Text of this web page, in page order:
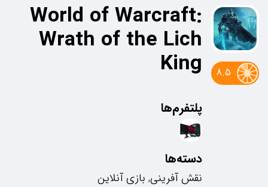
8.5
World of Warcraft:
Wrath of the Lich
King
پلتفرم‌ها
دسته‌ها
نقش آفرینی, بازی آنلاین